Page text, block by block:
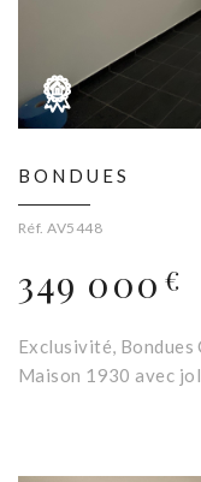
BONDUES
Réf. AV5448
349 000 €
Exclusivité,
Maison 1930 avec